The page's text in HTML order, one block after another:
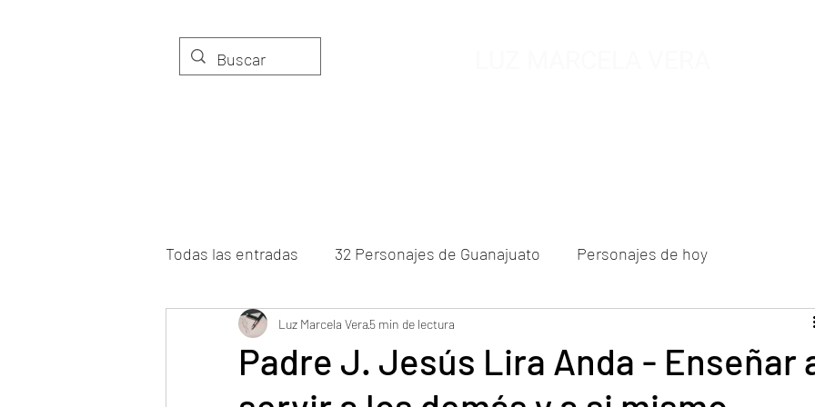
Todas las entradas 32 Personajes de Guanajuato Personajes de hoy
Viento de palabras Voces de un nuevo siglo
Padre J. Jesús Lira Anda - Enseñar
Luz Marcela Vera5 min de lectura